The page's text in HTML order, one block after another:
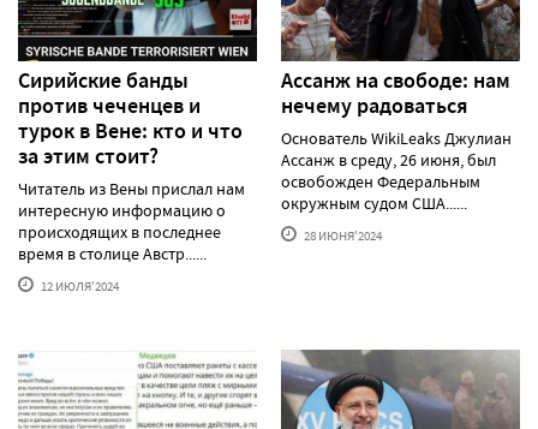
Сирийские банды
против чеченцев и
турок в Вене: кто и что
за этим стоит?
Читатель из Вены прислал нам
интересную информацию о
происходящих в последнее
время в столице Австр......
12 ИЮЛЯ'2024
Ассанж на свободе: нам
нечему радоваться
Основатель WikiLeaks Джулиан
Ассанж в среду, 26 июня, был
освобожден Федеральным
окружным судом США......
28 ИЮНЯ'2024